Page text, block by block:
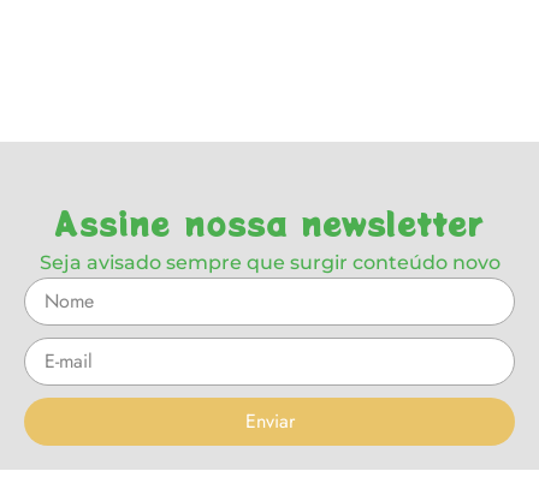
Assine nossa newsletter
Seja avisado sempre que surgir conteúdo novo
Enviar